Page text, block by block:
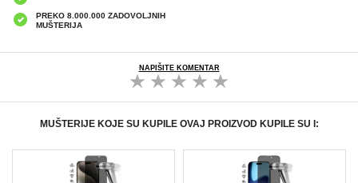
PREKO 8.000.000 ZADOVOLJNIH
MUŠTERIJA
NAPIŠITE KOMENTAR
MUŠTERIJE KOJE SU KUPILE OVAJ PROIZVOD KUPILE SU I: